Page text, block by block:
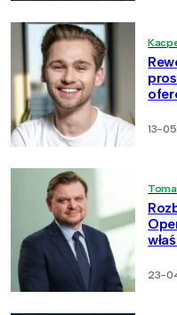
13-
23-